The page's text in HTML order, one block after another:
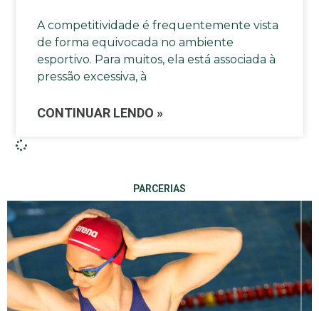
A competitividade é frequentemente vista
de forma equivocada no ambiente
esportivo. Para muitos, ela está associada à
pressão excessiva, à
CONTINUAR LENDO »
PARCERIAS